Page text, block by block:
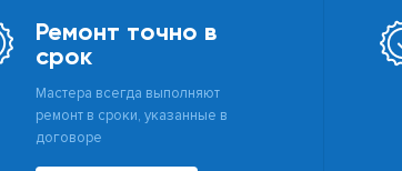
Ремонт точно в
срок
Мастера всегда выполняют
ремонт в сроки, указанные в
договоре